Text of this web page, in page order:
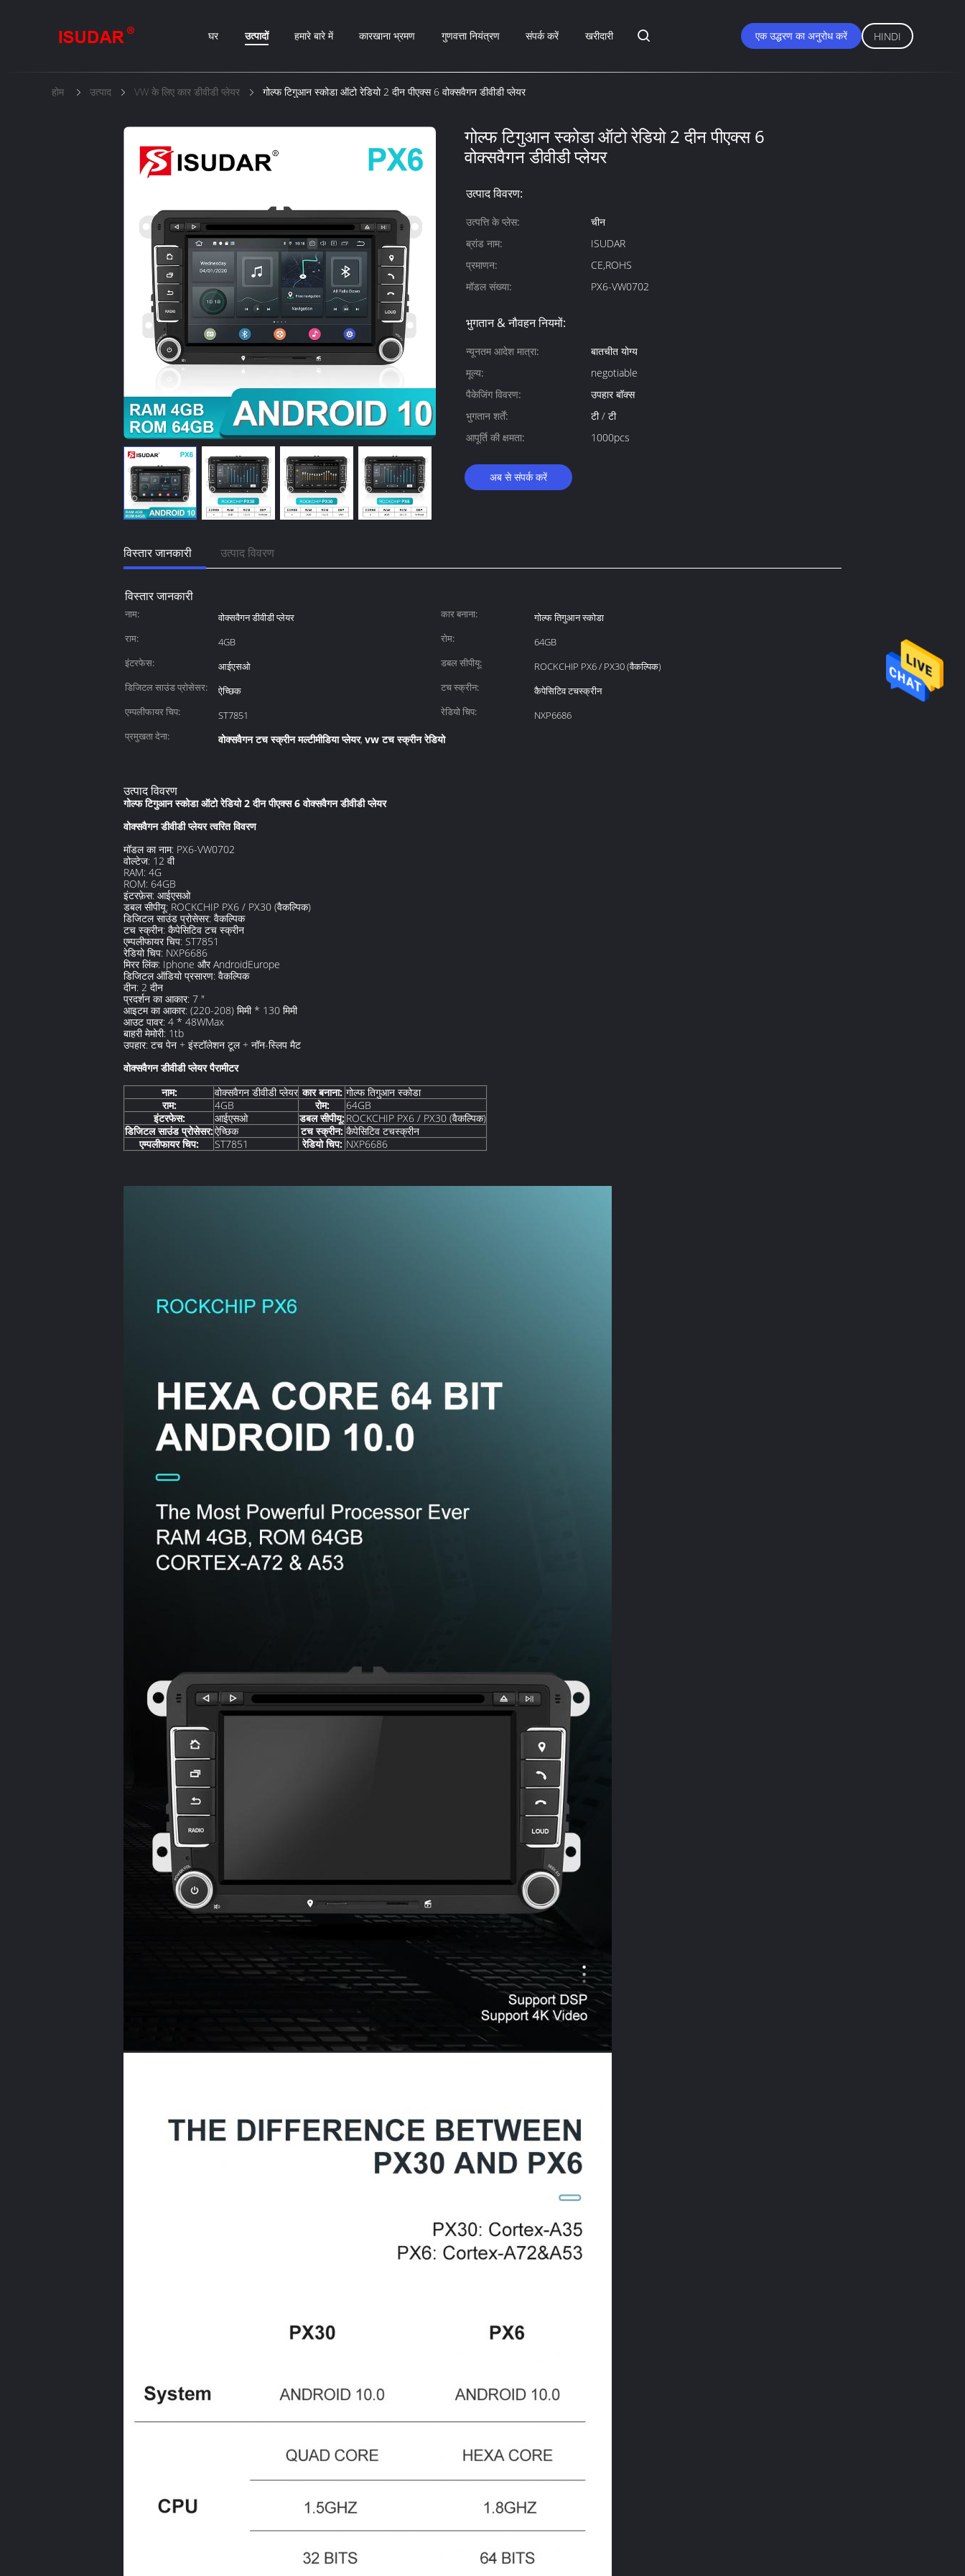
घर उत्पादों हमारे बारे में कारखाना भ्रमण गुणवत्ता नियंत्रण संपर्क करें खरीदारी एक उद्धरण का अनुरोध करें HINDI
होम उत्पाद VW के लिए कार डीवीडी प्लेयर गोल्फ टिगुआन स्कोडा ऑटो रेडियो 2 दीन पीएक्स 6 वोक्सवैगन डीवीडी प्लेयर
गोल्फ टिगुआन स्कोडा ऑटो रेडियो 2 दीन पीएक्स 6
वोक्सवैगन डीवीडी प्लेयर
उत्पाद विवरण:
उत्पत्ति के प्लेस:
चीन
ब्रांड नाम:
ISUDAR
प्रमाणन:
CE,ROHS
मॉडल संख्या:
PX6-VW0702
भुगतान & नौवहन नियमों:
न्यूनतम आदेश मात्रा:
बातचीत योग्य
मूल्य:
negotiable
पैकेजिंग विवरण:
उपहार बॉक्स
भुगतान शर्तें:
टी / टी
आपूर्ति की क्षमता:
1000pcs
अब से संपर्क करें
विस्तार जानकारी उत्पाद विवरण
विस्तार जानकारी
नाम: वोक्सवैगन डीवीडी प्लेयर कार बनाना:
गोल्फ तिगुआन स्कोडा
राम:
4GB रोम:
64GB
इंटरफेस:
आईएसओ डबल सीपीयू:
ROCKCHIP PX6 / PX30 (वैकल्पिक)
डिजिटल साउंड प्रोसेसर:
ऐच्छिक टच स्क्रीन:
कैपेसिटिव टचस्क्रीन
एम्पलीफायर चिप:
ST7851 रेडियो चिप:
NXP6686
प्रमुखता देना:
वोक्सवैगन टच स्क्रीन मल्टीमीडिया प्लेयर, vw टच स्क्रीन रेडियो
उत्पाद विवरण
गोल्फ टिगुआन स्कोडा ऑटो रेडियो 2 दीन पीएक्स 6 वोक्सवैगन डीवीडी प्लेयर
वोक्सवैगन डीवीडी प्लेयर त्वरित विवरण
मॉडल का नाम: PX6-VW0702
वोल्टेज: 12 वी
RAM: 4G
ROM: 64GB
इंटरफ़ेस: आईएसओ
डबल सीपीयू: ROCKCHIP PX6 / PX30 (वैकल्पिक)
डिजिटल साउंड प्रोसेसर: वैकल्पिक
टच स्क्रीन: कैपेसिटिव टच स्क्रीन
एम्पलीफायर चिप: ST7851
रेडियो चिप: NXP6686
मिरर लिंक: Iphone और AndroidEurope
डिजिटल ऑडियो प्रसारण: वैकल्पिक
दीन: 2 दीन
प्रदर्शन का आकार: 7 "
आइटम का आकार: (220-208) मिमी * 130 मिमी
आउट पावर: 4 * 48WMax
बाहरी मेमोरी: 1tb
उपहार: टच पेन + इंस्टॉलेशन टूल + नॉन-स्लिप मैट
वोक्सवैगन डीवीडी प्लेयर पैरामीटर
नाम:
वोक्सवैगन डीवीडी प्लेयर कार बनाना: गोल्फ तिगुआन स्कोडा
राम:
4GB रोम:
64GB
इंटरफेस:
आईएसओ डबल सीपीयू:ROCKCHIP PX6 / PX30 (वैकल्पिक)
डिजिटल साउंड प्रोसेसर:ऐच्छिक टच स्क्रीन: कैपेसिटिव टचस्क्रीन
एम्पलीफायर चिप:
ST7851 रेडियो चिप: NXP6686